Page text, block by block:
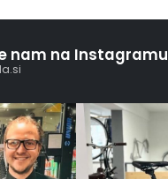
nam na Instagramu